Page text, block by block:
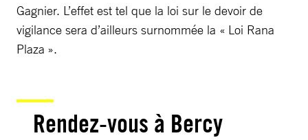
Gagnier. L’effet est tel que la loi sur le devoir de
vigilance sera d’ailleurs surnommée la « Loi Rana
Plaza ».
Rendez-vous à Bercy